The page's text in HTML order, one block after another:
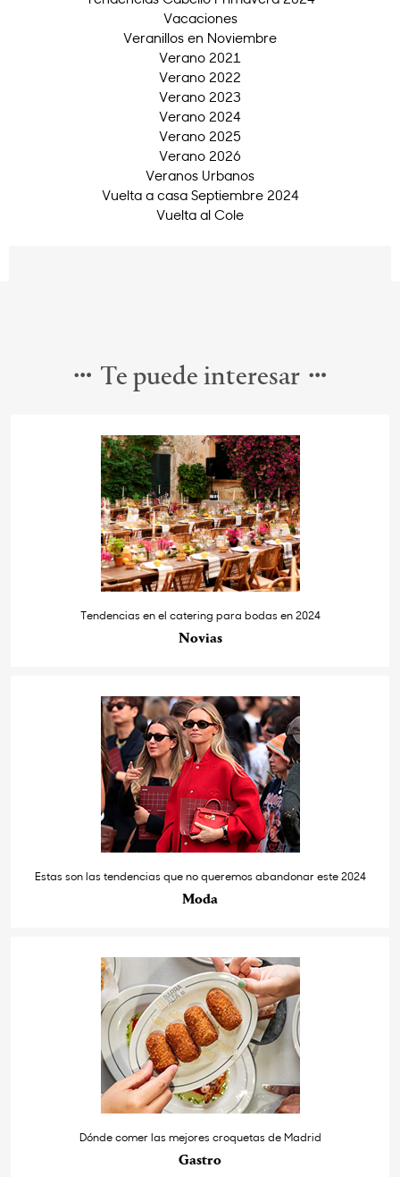
Vacaciones
Veranillos en Noviembre
Verano 2021
Verano 2022
Verano 2023
Verano 2024
Verano 2025
Verano 2026
Veranos Urbanos
Vuelta a casa Septiembre 2024
Vuelta al Cole
Te puede interesar
Tendencias en el catering para bodas en 2024
Novias
Estas son las tendencias que no queremos abandonar este 2024
Moda
Dónde comer las mejores croquetas de Madrid
Gastro